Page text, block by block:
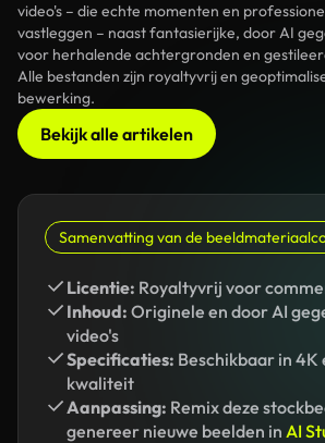
video's – die echte momenten en
vastleggen – naast fantasierijke, door AI
voor herhalende achtergronden en
Alle bestanden zijn royaltyvrij en
bewerking.
Bekijk alle artikelen
Samenvatting van de
Licentie: Royaltyvrij voor
Inhoud: Originele en door AI
video's
Specificaties: Beschikbaar in 4K
kwaliteit
Aanpassing: Remix deze
genereer nieuwe beelden in AI